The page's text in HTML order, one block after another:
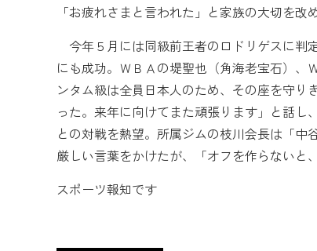
「お疲れさまと言われた」と家族の大切を改
今年５月には同級前王者のロドリゲスに判
にも成功。ＷＢＡの堤聖也（角海老宝石）
ンタム級は全員日本人のため、その座を守
った。来年に向けてまた頑張ります」と話
との対戦を熱望。所属ジムの枝川会長は「
厳しい言葉をかけたが、「オフを作らないと
スポーツ報知です